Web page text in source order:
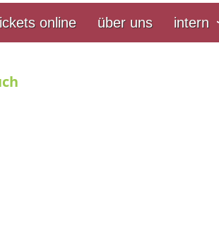
online über uns intern